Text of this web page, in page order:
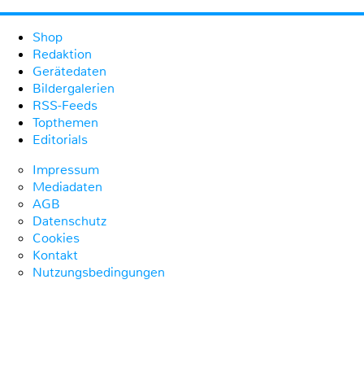
Shop
Redaktion
Gerätedaten
Bildergalerien
RSS-Feeds
Topthemen
Editorials
Impressum
Mediadaten
AGB
Datenschutz
Cookies
Kontakt
Nutzungsbedingungen